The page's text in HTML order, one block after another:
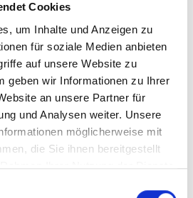
Cookies
um Inhalte und Anzeigen zu
für soziale Medien anbieten
auf unsere Website zu
geben wir Informationen zu Ihrer
an unsere Partner für
und Analysen weiter. Unsere
möglicherweise mit
die Sie ihnen bereitgestellt
Ihrer Nutzung der Dienste
Vorlage zeigt,
zu bieten.
wissenschaftlichen
ohne das richtige
Herausforderung
ausgestattet mit
Strategiendieses
Formatierung deiner